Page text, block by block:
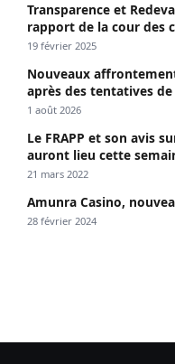
Transparence et
rapport de la cour des
19 février 2025
Nouveaux
après des tentatives de
1 août 2026
Le FRAPP et son avis
auront lieu cette
21 mars 2022
Amunra Casino,
28 février 2024